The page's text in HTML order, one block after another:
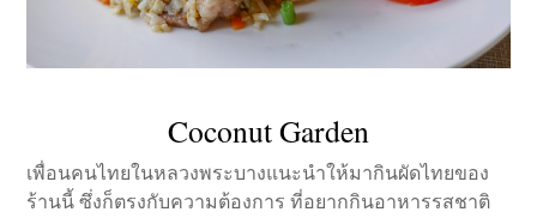
Coconut Garden
เพื่อนคนไทยในหลวงพระบางแนะนำให้มากินผัดไทยของ
ร้านนี้ ซึ่งก็ตรงกับความต้องการ ที่อยากกินอาหารรสชาติ